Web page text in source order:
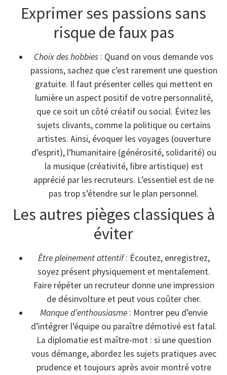
Exprimer ses passions sans
risque de faux pas
Choix des hobbies : Quand on vous demande vos
passions, sachez que c’est rarement une question
gratuite. Il faut présenter celles qui mettent en
lumière un aspect positif de votre personnalité,
que ce soit un côté créatif ou social. Évitez les
sujets clivants, comme la politique ou certains
artistes. Ainsi, évoquer les voyages (ouverture
d’esprit), l’humanitaire (générosité, solidarité) ou
la musique (créativité, fibre artistique) est
apprécié par les recruteurs. L’essentiel est de ne
pas trop s’étendre sur le plan personnel.
Les autres pièges classiques à
éviter
Être pleinement attentif: Écoutez, enregistrez,
soyez présent physiquement et mentalement.
Faire répéter un recruteur donne une impression
de désinvolture et peut vous coûter cher.
Manque d’enthousiasme: Montrer peu d’envie
d’intégrer l’équipe ou paraître démotivé est fatal.
La diplomatie est maître-mot : si une question
vous démange, abordez les sujets pratiques avec
prudence et toujours après avoir montré votre